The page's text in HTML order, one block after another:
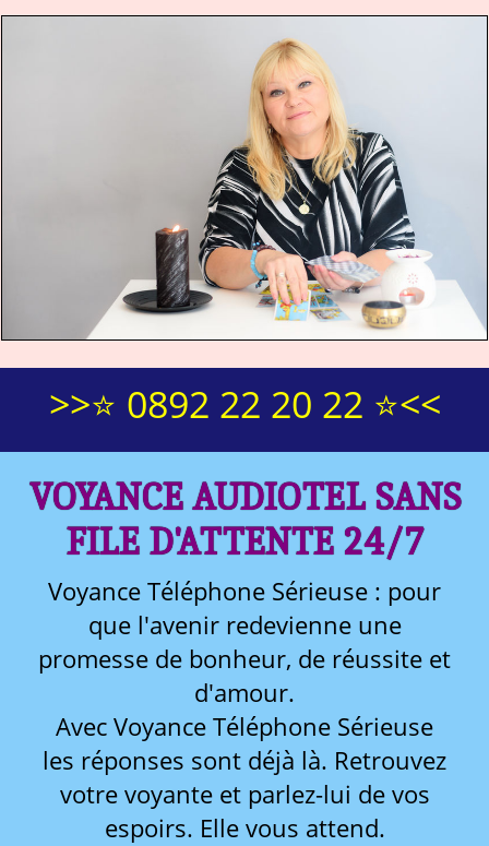
>>⭐ 0892 22 20 22 ⭐<<
VOYANCE AUDIOTEL SANS
FILE D'ATTENTE 24/7
Voyance Téléphone Sérieuse : pour
que l'avenir redevienne une
promesse de bonheur, de réussite et
d'amour.
Avec Voyance Téléphone Sérieuse
les réponses sont déjà là. Retrouvez
votre voyante et parlez-lui de vos
espoirs. Elle vous attend.